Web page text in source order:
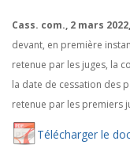
Cass. com., 2 mars
devant, en première
retenue par les juges, la
la date de cessation des
retenue par les premiers
Télécharger le